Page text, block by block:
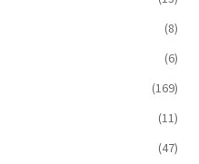
(8)
(6)
(169)
(11)
(47)